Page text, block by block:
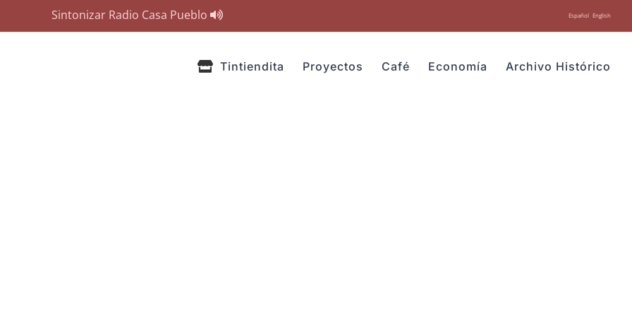
Sintonizar Radio Casa Pueblo Español English
Tintiendita Proyectos Café Economía Archivo Histórico